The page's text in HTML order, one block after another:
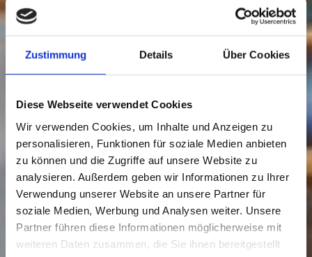
Zustimmung Details Über Cookies
Diese Webseite verwendet Cookies
Wir verwenden Cookies, um Inhalte und Anzeigen zu
personalisieren, Funktionen für soziale Medien anbieten
zu können und die Zugriffe auf unsere Website zu
analysieren. Außerdem geben wir Informationen zu Ihrer
Verwendung unserer Website an unsere Partner für
soziale Medien, Werbung und Analysen weiter. Unsere
Partner führen diese Informationen möglicherweise mit
weiteren Daten zusammen, die Sie ihnen bereitgestellt
Appartementzimmer
Die großzügigen Appartementzimmer sind zwischen
22m² und 36m² groß und verfügen über eine Küche.